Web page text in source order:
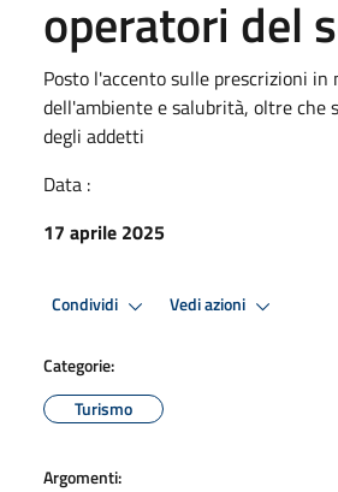
operatori del
Posto l'accento sulle prescrizioni
dell'ambiente e salubrità, oltre che
degli addetti
Data :
17 aprile 2025
Condividi Vedi azioni
Categorie:
Turismo
Argomenti: